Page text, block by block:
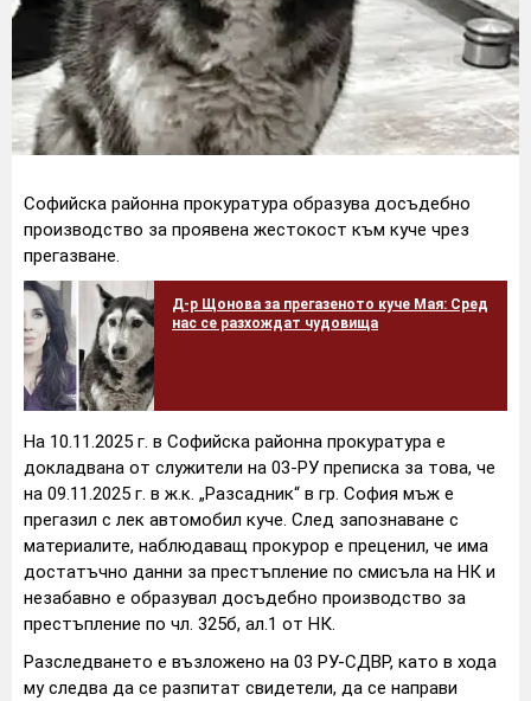
Софийска районна прокуратура образува досъдебно
производство за проявена жестокост към куче чрез
прегазване.
Д-р Щонова за прегазеното куче Мая: Сред
нас се разхождат чудовища
На 10.11.2025 г. в Софийска районна прокуратура е
докладвана от служители на 03-РУ преписка за това, че
на 09.11.2025 г. в ж.к. „Разсадник“ в гр. София мъж е
прегазил с лек автомобил куче. След запознаване с
материалите, наблюдаващ прокурор е преценил, че има
достатъчно данни за престъпление по смисъла на НК и
незабавно е образувал досъдебно производство за
престъпление по чл. 325б, ал.1 от НК.
Разследването е възложено на 03 РУ-СДВР, като в хода
му следва да се разпитат свидетели, да се направи